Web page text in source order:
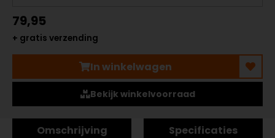
79,95
+ gratis verzending
In winkelwagen
Bekijk winkelvoorraad
Omschrijving Specificaties